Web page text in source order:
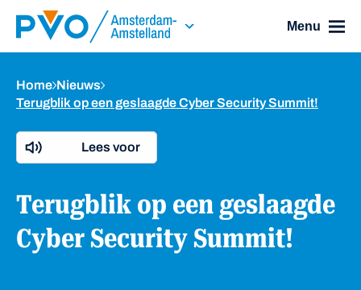
Skip Navigation or Skip to Content
Menu
Home
Nieuws
Terugblik op een geslaagde Cyber Security Summit!
Lees voor
Terugblik op een geslaagde
Cyber Security Summit!